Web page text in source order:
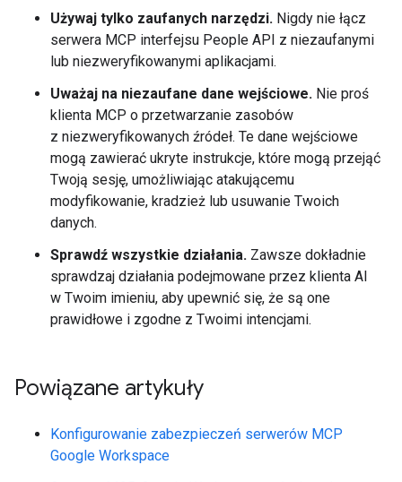
Używaj tylko zaufanych narzędzi. Nigdy nie łącz
serwera MCP interfejsu People API z niezaufanymi
lub niezweryfikowanymi aplikacjami.
Uważaj na niezaufane dane wejściowe. Nie proś
klienta MCP o przetwarzanie zasobów
z niezweryfikowanych źródeł. Te dane wejściowe
mogą zawierać ukryte instrukcje, które mogą przejąć
Twoją sesję, umożliwiając atakującemu
modyfikowanie, kradzież lub usuwanie Twoich
danych.
Sprawdź wszystkie działania. Zawsze dokładnie
sprawdzaj działania podejmowane przez klienta AI
w Twoim imieniu, aby upewnić się, że są one
prawidłowe i zgodne z Twoimi intencjami.
Powiązane artykuły
Konfigurowanie zabezpieczeń serwerów MCP
Google Workspace